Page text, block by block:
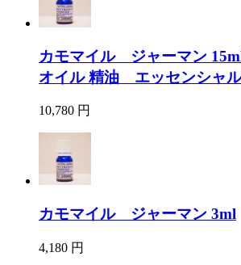
カモマイル ジャーマン
オイル 精油 エッセンシャ
10,780 円
カモマイル ジャーマン 3ml
4,180 円